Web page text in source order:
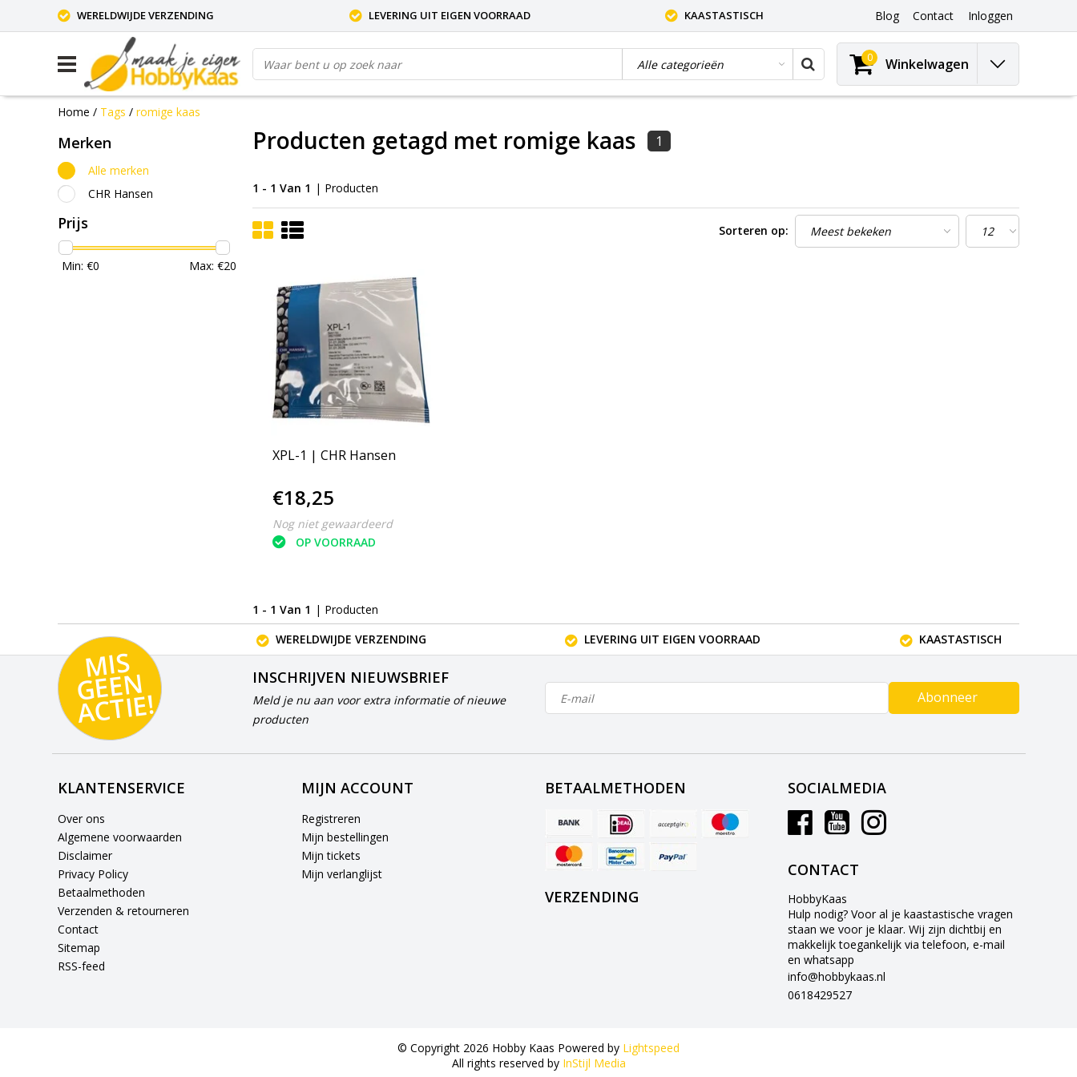
WERELDWIJDE VERZENDING LEVERING UIT EIGEN VOORRAAD KAASTASTISCH Blog Contact Inloggen
0 Winkelwagen
Home / Tags / romige kaas
Merken
Alle merken
CHR Hansen
Prijs
Min: €0 Max: €20
Producten getagd met romige kaas 1
1 - 1 Van 1 | Producten
Sorteren op:
XPL-1 | CHR Hansen
€18,25
Nog niet gewaardeerd
OP VOORRAAD
1 - 1 Van 1 | Producten
WERELDWIJDE VERZENDING
LEVERING UIT EIGEN VOORRAAD KAASTASTISCH
MI
S
G
E
E
N
A
C
TI
E!
INSCHRIJVEN NIEUWSBRIEF
Meld je nu aan voor extra informatie of nieuwe
producten
Abonneer
KLANTENSERVICE
Over ons
Algemene voorwaarden
Disclaimer
Privacy Policy
Betaalmethoden
Verzenden & retourneren
Contact
Sitemap
RSS-feed
MIJN ACCOUNT
Registreren
Mijn bestellingen
Mijn tickets
Mijn verlanglijst
BETAALMETHODEN
VERZENDING
SOCIALMEDIA
CONTACT
HobbyKaas
Hulp nodig? Voor al je kaastastische vragen
staan we voor je klaar. Wij zijn dichtbij en
makkelijk toegankelijk via telefoon, e-mail
en whatsapp
info@hobbykaas.nl
0618429527
© Copyright 2026 Hobby Kaas Powered by Lightspeed
All rights reserved by InStijl Media